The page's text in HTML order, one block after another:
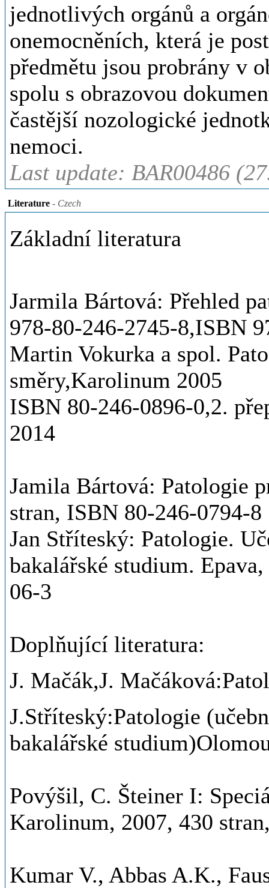
jednotlivých orgánů a
onemocněních, která je
předmětu jsou probrány v
spolu s obrazovou
častější nozologické
nemoci.
Last update: BAR00486
Literature - Czech
Základní literatura
Jarmila Bártová: Přehled
978-80-246-2745-8,ISBN
Martin Vokurka a spol.
směry,Karolinum 2005
ISBN 80-246-0896-0,2.
2014
Jamila Bártová: Patologie
stran, ISBN 80-246-0794-8
Jan Stříteský: Patologie.
bakalářské studium.
06-3
Doplňující literatura:
J. Mačák,J.
J.Stříteský:Patologie
bakalářské
Povýšil, C. Šteiner I:
Karolinum, 2007, 430
Kumar V., Abbas A.K.,